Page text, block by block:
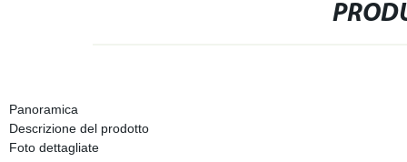
Panoramica
Descrizione del prodotto
Foto dettagliate